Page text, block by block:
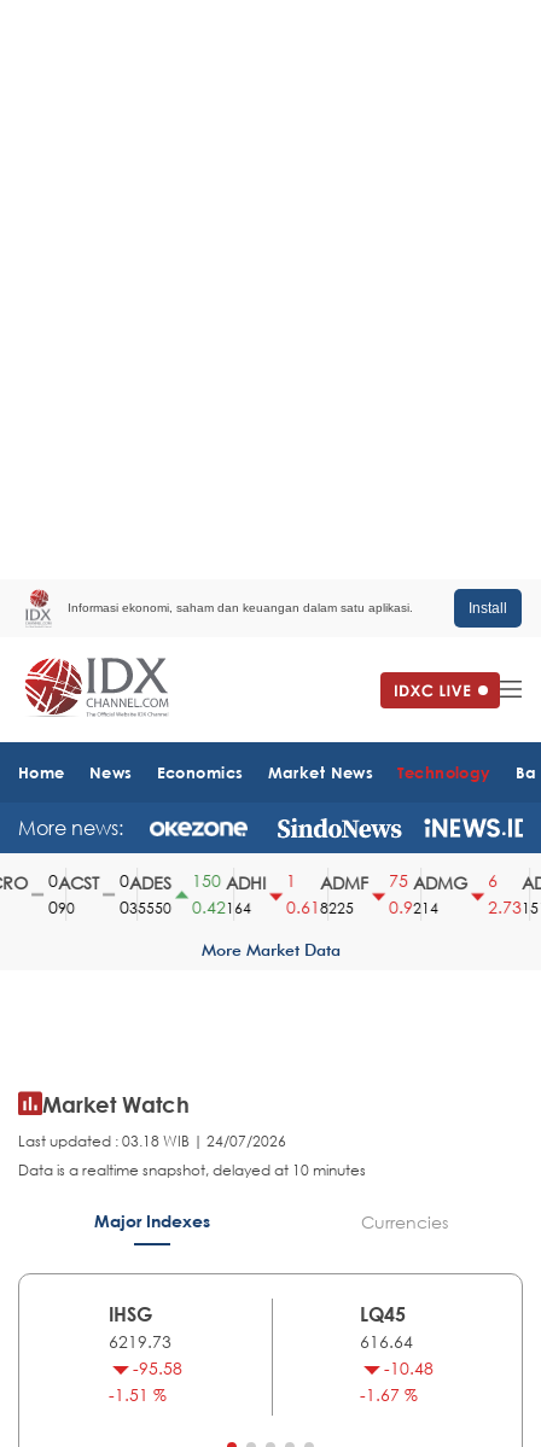
Informasi ekonomi, saham dan keuangan dalam satu aplikasi. Install
Home News Economics Market News Technology
More news:
ACST
90
ADES
35550
150
0.42
ADHI
164
0.61
ADMF
8225
75
0.9
ADMG
214
2.731510
More Market Data
Market Watch
Last updated : 03.18 WIB | 24/07/2026
Data is a realtime snapshot, delayed at 10 minutes
Major Indexes Currencies
IHSG
6219.73
-95.58
-1.51 %
LQ45
616.64
-10.48
-1.67 %